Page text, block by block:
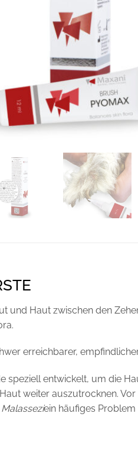
und Haut zwischen den
erreichbarer,
speziell entwickelt, um die
weiter auszutrocknen.
Malasseziein häufiges Problem